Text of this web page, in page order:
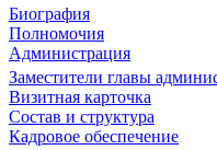
Биография
Полномочия
Администрация
Заместители главы
Визитная карточка
Состав и структура
Кадровое обеспечение